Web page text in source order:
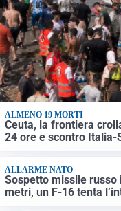
ALMENO 19 MORTI
Ceuta, la frontiera
24 ore e scontro Italia-
ALLARME NATO
Sospetto missile
metri, un F-16 tenta